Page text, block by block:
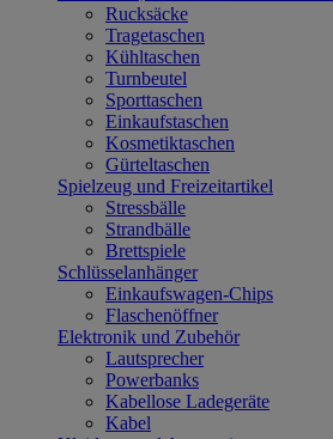
Rucksäcke
Tragetaschen
Kühltaschen
Turnbeutel
Sporttaschen
Einkaufstaschen
Kosmetiktaschen
Gürteltaschen
Spielzeug und Freizeitartikel
Stressbälle
Strandbälle
Brettspiele
Schlüsselanhänger
Einkaufswagen-Chips
Flaschenöffner
Elektronik und Zubehör
Lautsprecher
Powerbanks
Kabellose Ladegeräte
Kabel